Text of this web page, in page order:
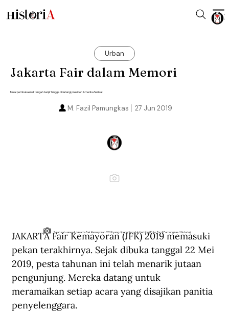
Urban
Jakarta Fair dalam Memori
Mulai pembukaan di tengah banjir hingga didatangi presiden Amerika Serikat
27 Jun 2019
M. Fazil Pamungkas
Salah satu area di Jakarta Fair Kemayoran 2019 yang dipenuhi produk fashion (Foto: Fazil Pamungkas/Historia)
JAKARTA Fair Kemayoran (JFK) 2019 memasuki
pekan terakhirnya. Sejak dibuka tanggal 22 Mei
2019, pesta tahunan ini telah menarik jutaan
pengunjung. Mereka datang untuk
meramaikan setiap acara yang disajikan panitia
penyelenggara.